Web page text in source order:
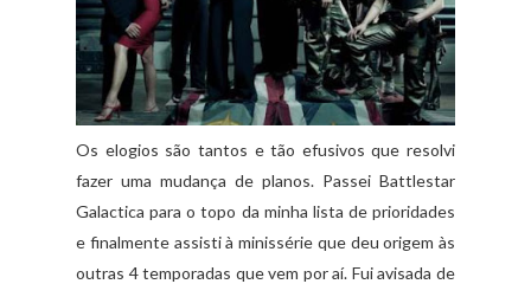
Os elogios são tantos e tão efusivos que resolvi
fazer uma mudança de planos. Passei Battlestar
Galactica para o topo da minha lista de prioridades
e finalmente assisti à minissérie que deu origem às
outras 4 temporadas que vem por aí. Fui avisada de